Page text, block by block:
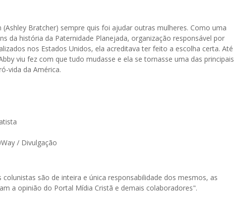
(Ashley Bratcher) sempre quis foi ajudar outras mulheres. Como uma
da história da Paternidade Planejada, organização responsável por
nos Estados Unidos, ela acreditava ter feito a escolha certa. Até
viu fez com que tudo mudasse e ela se tornasse uma das principais
vida da América.
/ Divulgação
colunistas são de inteira e única responsabilidade dos mesmos, as
a opinião do Portal Mídia Cristã e demais colaboradores".